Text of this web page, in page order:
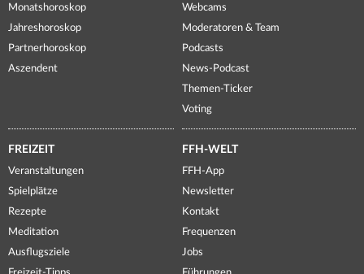
Monatshoroskop
Jahreshoroskop
Partnerhoroskop
Aszendent
Webcams
Moderatoren & Team
Podcasts
News-Podcast
Themen-Ticker
Voting
FREIZEIT
Veranstaltungen
Spielplätze
Rezepte
Meditation
Ausflugsziele
FFH-WELT
FFH-App
Newsletter
Kontakt
Frequenzen
Jobs